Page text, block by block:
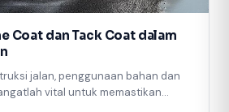
Coat dan Tack Coat dalam
jalan, penggunaan bahan dan
vital untuk memastikan